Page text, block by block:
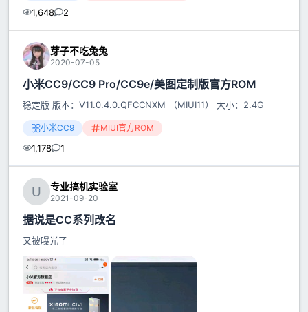
1,648 2
芽子不吃兔兔
2020-07-05
小米CC9/CC9 Pro/CC9e/美图定制版官方ROM
稳定版 版本：V11.0.4.0.QFCCNXM （MIUI11） 大小：2.4G
小米CC9 MIUI官方ROM
1,178 1
专业搞机实验室
2021-09-20
据说是CC系列改名
又被曝光了